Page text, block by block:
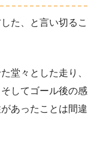
た、と言い切るこ
堂々とした走り、
してゴール後の感
あったことは間違